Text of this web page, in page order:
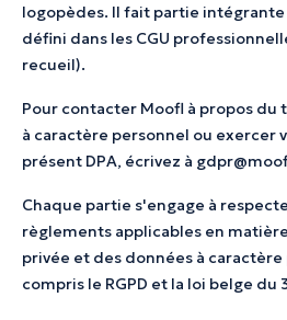
logopèdes. Il fait partie
défini dans les CGU
recueil).
Pour contacter Moofl à propos
à caractère personnel ou exercer
présent DPA, écrivez à
Chaque partie s'engage à
règlements applicables en
privée et des données à
compris le RGPD et la loi belge du